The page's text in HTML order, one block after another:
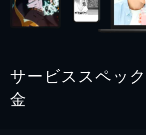
サービススペッ
金